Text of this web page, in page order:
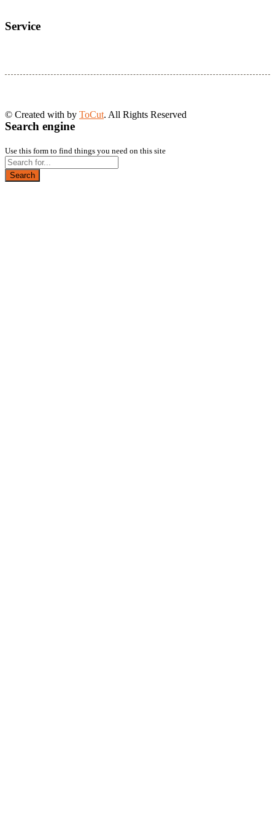
Service
© Created with by ToCut. All Rights Reserved
Search engine
Use this form to find things you need on this site
Search